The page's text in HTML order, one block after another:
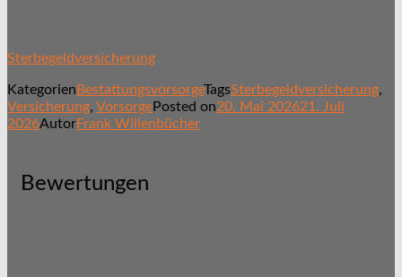
Sterbegeldversicherung
Kategorien BestattungsvorsorgeTagsSterbegeldversicherung,
Versicherung, VorsorgePosted on20. Mai 202621. Juli
2026AutorFrank Willenbücher
Bewertungen